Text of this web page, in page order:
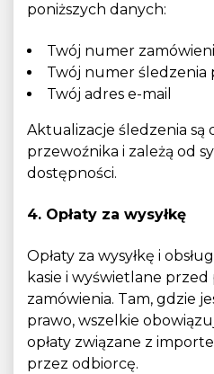
poniższych danych:
Twój numer
Twój numer śledzenia
Twój adres e-mail
Aktualizacje śledzenia są
przewoźnika i zależą od
dostępności.
4. Opłaty za wysyłkę
Opłaty za wysyłkę i
kasie i wyświetlane
zamówienia. Tam, gdzie
prawo, wszelkie
opłaty związane z
przez odbiorcę.